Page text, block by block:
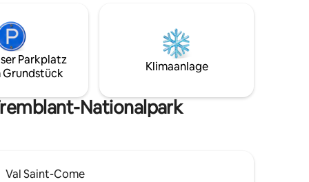
Beachte, dass während deines
Aufenthalts ein Mitglied unserer Familie
in der Junggesellenwohnung unter dem
Chalet übernachten kann (privater
Natur …
Parkplatz
Grundstück
Klimaanlage
Nationalpark
Val Saint-Come